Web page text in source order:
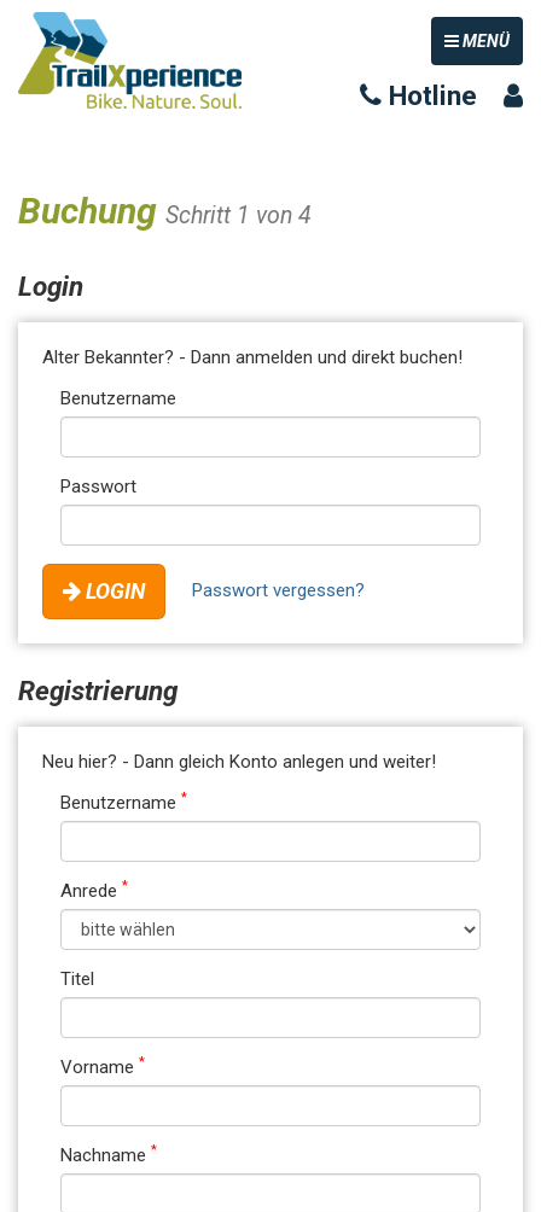
TOGGLE
MENÜ
Hotline
Buchung Schritt 1 von 4
Login
Alter Bekannter? - Dann anmelden und direkt buchen!
Benutzername
Passwort
LOGIN Passwort vergessen?
Registrierung
Neu hier? - Dann gleich Konto anlegen und weiter!
Benutzername *
Anrede *
Titel
Vorname *
Nachname *